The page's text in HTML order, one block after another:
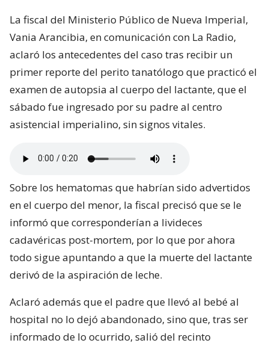
La fiscal del Ministerio Público de Nueva Imperial,
Vania Arancibia, en comunicación con La Radio,
aclaró los antecedentes del caso tras recibir un
primer reporte del perito tanatólogo que practicó el
examen de autopsia al cuerpo del lactante, que el
sábado fue ingresado por su padre al centro
asistencial imperialino, sin signos vitales.
Sobre los hematomas que habrían sido advertidos
en el cuerpo del menor, la fiscal precisó que se le
informó que corresponderían a livideces
cadavéricas post-mortem, por lo que por ahora
todo sigue apuntando a que la muerte del lactante
derivó de la aspiración de leche.
Aclaró además que el padre que llevó al bebé al
hospital no lo dejó abandonado, sino que, tras ser
informado de lo ocurrido, salió del recinto